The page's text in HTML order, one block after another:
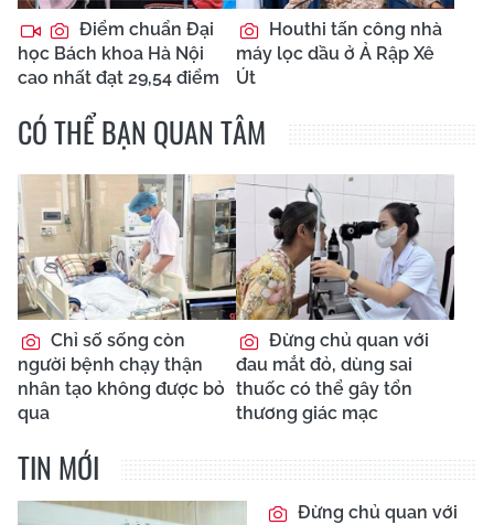
Điểm chuẩn Đại
học Bách khoa Hà Nội
cao nhất đạt 29,54 điểm
Houthi tấn công nhà
máy lọc dầu ở Ả Rập Xê
Út
CÓ THỂ BẠN QUAN TÂM
Chỉ số sống còn
người bệnh chạy thận
nhân tạo không được bỏ
qua
Đừng chủ quan với
đau mắt đỏ, dùng sai
thuốc có thể gây tổn
thương giác mạc
TIN MỚI
Đừng chủ quan với